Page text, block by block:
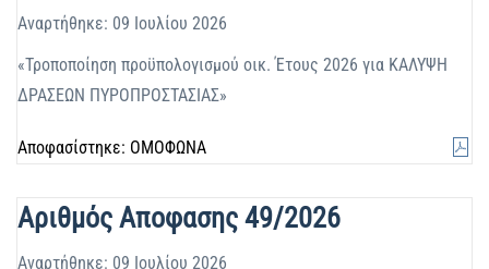
Αναρτήθηκε: 09 Ιουλίου 2026
«Τροποποίηση προϋπολογισμού οικ. Έτους 2026 για ΚΑΛΥΨΗ
ΔΡΑΣΕΩΝ ΠΥΡΟΠΡΟΣΤΑΣΙΑΣ»
Αποφασίστηκε: ΟΜΟΦΩΝΑ
Αριθμός Αποφασης 49/2026
Αναρτήθηκε: 09 Ιουλίου 2026